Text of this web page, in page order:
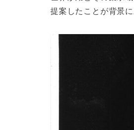
提案したことが背景に